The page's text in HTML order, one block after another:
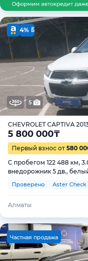
4%
5
CHEVROLET CAPTIVA
5 800 000₸
Первый взнос от 580
С пробегом 122 488 км,
внедорожник 5 дв.,
Проверено Aster Check
Алматы
Частная продажа